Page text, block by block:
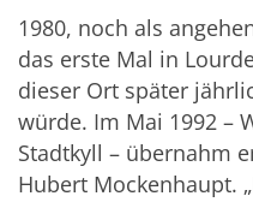
1980, noch als
das erste Mal in
dieser Ort später
würde. Im Mai 1992 –
Stadtkyll – übernahm
Hubert Mockenhaupt.